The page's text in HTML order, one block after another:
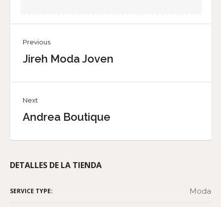
Previous
Jireh Moda Joven
Next
Andrea Boutique
DETALLES DE LA TIENDA
SERVICE TYPE: Moda